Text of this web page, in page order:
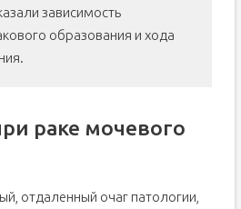
зависимость
образования и хода
раке мочевого
отдаленный очаг патологии,